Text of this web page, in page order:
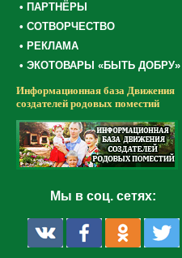
• ПАРТНЁРЫ
• СОТВОРЧЕСТВО
• РЕКЛАМА
• ЭКОТОВАРЫ «БЫТЬ ДОБРУ»
Информационная база Движения
создателей родовых поместий
Мы в соц. сетях: